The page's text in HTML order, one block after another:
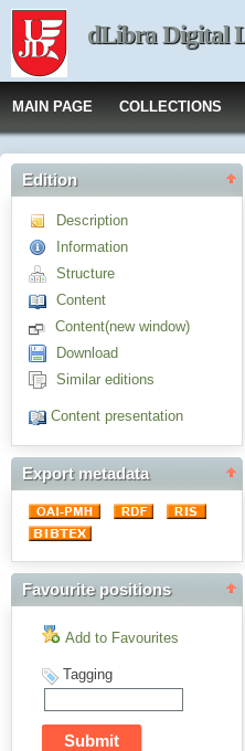
dLibra Digital
MAIN PAGE COLLECTIONS
Edition
Description
Information
Structure
Content
Content(new window)
Download
Similar editions
Content presentation
Export metadata
Favourite positions
Add to Favourites
Tagging